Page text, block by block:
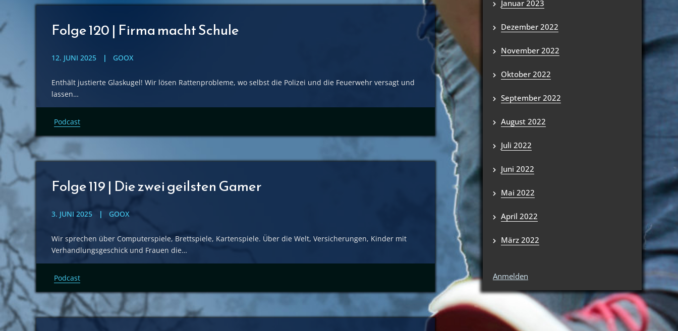
Folge 120 | Firma macht Schule
12. JUNI 2025 GOOX
Enthält justierte Glaskugel! Wir lösen Rattenprobleme, wo selbst die Polizei und die Feuerwehr versagt und
lassen…
Podcast
Folge 119 | Die zwei geilsten Gamer
3. JUNI 2025 GOOX
Wir sprechen über Computerspiele, Brettspiele, Kartenspiele. Über die Welt, Versicherungen, Kinder mit
Verhandlungsgeschick und Frauen die…
Podcast
Januar 2023
Dezember 2022
November 2022
Oktober 2022
September 2022
August 2022
Juli 2022
Juni 2022
Mai 2022
April 2022
März 2022
Anmelden